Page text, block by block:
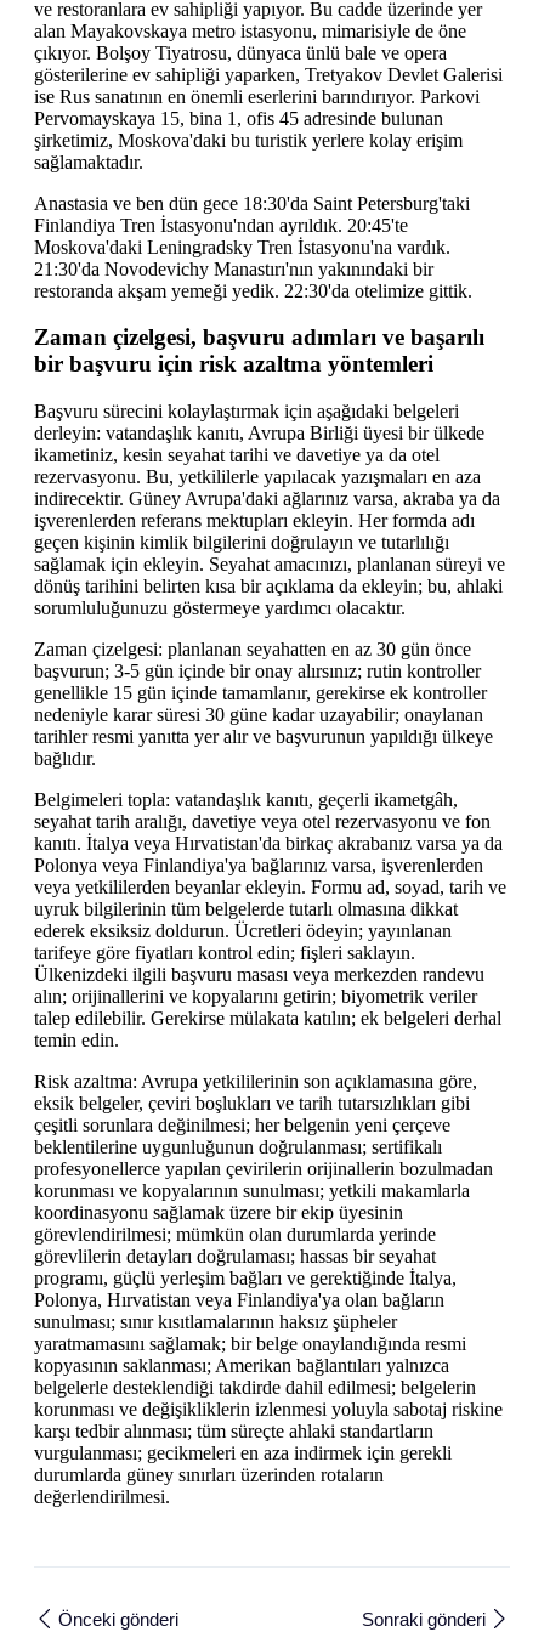
ve restoranlara ev sahipliği yapıyor. Bu cadde üzerinde yer
alan Mayakovskaya metro istasyonu, mimarisiyle de öne
çıkıyor. Bolşoy Tiyatrosu, dünyaca ünlü bale ve opera
gösterilerine ev sahipliği yaparken, Tretyakov Devlet Galerisi
ise Rus sanatının en önemli eserlerini barındırıyor. Parkovi
Pervomayskaya 15, bina 1, ofis 45 adresinde bulunan
şirketimiz, Moskova'daki bu turistik yerlere kolay erişim
sağlamaktadır.
Anastasia ve ben dün gece 18:30'da Saint Petersburg'taki
Finlandiya Tren İstasyonu'ndan ayrıldık. 20:45'te
Moskova'daki Leningradsky Tren İstasyonu'na vardık.
21:30'da Novodevichy Manastırı'nın yakınındaki bir
restoranda akşam yemeği yedik. 22:30'da otelimize gittik.
Zaman çizelgesi, başvuru adımları ve başarılı
bir başvuru için risk azaltma yöntemleri
Başvuru sürecini kolaylaştırmak için aşağıdaki belgeleri
derleyin: vatandaşlık kanıtı, Avrupa Birliği üyesi bir ülkede
ikametiniz, kesin seyahat tarihi ve davetiye ya da otel
rezervasyonu. Bu, yetkililerle yapılacak yazışmaları en aza
indirecektir. Güney Avrupa'daki ağlarınız varsa, akraba ya da
işverenlerden referans mektupları ekleyin. Her formda adı
geçen kişinin kimlik bilgilerini doğrulayın ve tutarlılığı
sağlamak için ekleyin. Seyahat amacınızı, planlanan süreyi ve
dönüş tarihini belirten kısa bir açıklama da ekleyin; bu, ahlaki
sorumluluğunuzu göstermeye yardımcı olacaktır.
Zaman çizelgesi: planlanan seyahatten en az 30 gün önce
başvurun; 3-5 gün içinde bir onay alırsınız; rutin kontroller
genellikle 15 gün içinde tamamlanır, gerekirse ek kontroller
nedeniyle karar süresi 30 güne kadar uzayabilir; onaylanan
tarihler resmi yanıtta yer alır ve başvurunun yapıldığı ülkeye
bağlıdır.
Belgimeleri topla: vatandaşlık kanıtı, geçerli ikametgâh,
seyahat tarih aralığı, davetiye veya otel rezervasyonu ve fon
kanıtı. İtalya veya Hırvatistan'da birkaç akrabanız varsa ya da
Polonya veya Finlandiya'ya bağlarınız varsa, işverenlerden
veya yetkililerden beyanlar ekleyin. Formu ad, soyad, tarih ve
uyruk bilgilerinin tüm belgelerde tutarlı olmasına dikkat
ederek eksiksiz doldurun. Ücretleri ödeyin; yayınlanan
tarifeye göre fiyatları kontrol edin; fişleri saklayın.
Ülkenizdeki ilgili başvuru masası veya merkezden randevu
alın; orijinallerini ve kopyalarını getirin; biyometrik veriler
talep edilebilir. Gerekirse mülakata katılın; ek belgeleri derhal
temin edin.
Risk azaltma: Avrupa yetkililerinin son açıklamasına göre,
eksik belgeler, çeviri boşlukları ve tarih tutarsızlıkları gibi
çeşitli sorunlara değinilmesi; her belgenin yeni çerçeve
beklentilerine uygunluğunun doğrulanması; sertifikalı
profesyonellerce yapılan çevirilerin orijinallerin bozulmadan
korunması ve kopyalarının sunulması; yetkili makamlarla
koordinasyonu sağlamak üzere bir ekip üyesinin
görevlendirilmesi; mümkün olan durumlarda yerinde
görevlilerin detayları doğrulaması; hassas bir seyahat
programı, güçlü yerleşim bağları ve gerektiğinde İtalya,
Polonya, Hırvatistan veya Finlandiya'ya olan bağların
sunulması; sınır kısıtlamalarının haksız şüpheler
yaratmamasını sağlamak; bir belge onaylandığında resmi
kopyasının saklanması; Amerikan bağlantıları yalnızca
belgelerle desteklendiği takdirde dahil edilmesi; belgelerin
korunması ve değişikliklerin izlenmesi yoluyla sabotaj riskine
karşı tedbir alınması; tüm süreçte ahlaki standartların
vurgulanması; gecikmeleri en aza indirmek için gerekli
durumlarda güney sınırları üzerinden rotaların
değerlendirilmesi.
Önceki gönderi Sonraki gönderi